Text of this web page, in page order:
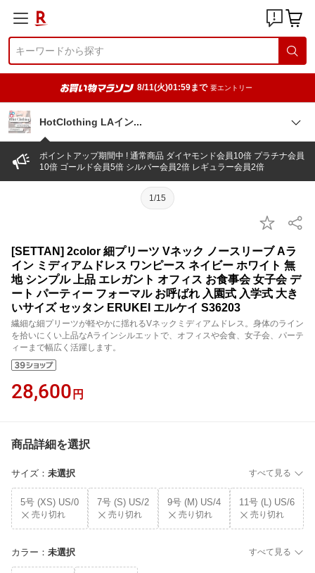
8/11(火)01:59まで 要エントリー
HotClothing LAイ ン
ポイントアップ期間中 ! 通常商品 ダイヤモンド会員10倍 プラチナ会員
10倍 ゴールド会員5倍 シルバー会員2倍 レギュラー会員2倍
1/15
[SETTAN] 2color 細プリーツ Vネック ノースリーブ Aラ
イン ミディアムドレス ワンピース ネイビー ホワイト 無
地 シンプル 上品 エレガント オフィス お食事会 女子会 デ
ート パーティー フォーマル お呼ばれ 入園式 入学式 大き
いサイズ セッタン ERUKEI エルケイ S36203
繊細な細プリーツが軽やかに揺れるVネックミディアムドレス。身体のライン
を拾いにくい上品なAラインシルエットで、オフィスや会食、女子会、パーテ
ィーまで幅広く活躍します。
28,600 円
商品詳細を選択
サイズ ： 未選択 すべて見る
5号 (XS) US/0
売り切れ
7号 (S) US/2
売り切れ
9号 (M) US/4
売り切れ
11号 (L) US/6
売り切れ
カラー ： 未選択 すべて見る